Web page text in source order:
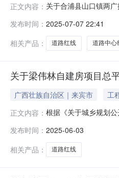
正文内容： 关于合浦县山口镇两
定为：建筑密度
（202
发布时间： 2025-07-07 22:41
相关产品：
道路红线 道路中心
关于梁伟林自建房项目总
广西壮族自治区｜来宾市 工
正文内容： 根据《关于城乡规划
电话：0772-4281520
发布时间： 2025-06-03
相关产品：
道路红线